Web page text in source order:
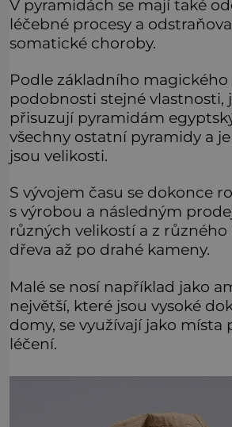
V pyramidách se mají také
léčebné procesy a
somatické choroby.
Podle základního
podobnosti stejné vlastnosti,
přisuzují pyramidám
všechny ostatní pyramidy a
jsou velikosti.
S vývojem času se dokonce
s výrobou a následným
různých velikostí a z
dřeva až po drahé kameny.
Malé se nosí například jako
největší, které jsou vysoké
domy, se využívají jako místa
léčení.